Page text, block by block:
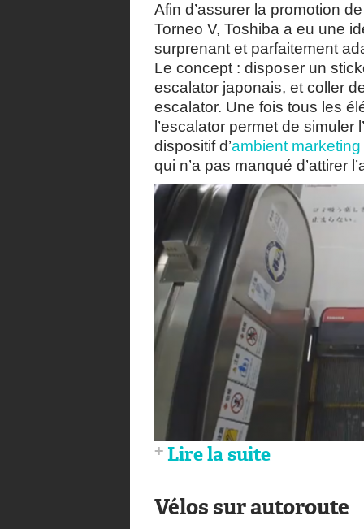
Afin d’assurer la promotion
Torneo V, Toshiba a eu une
surprenant et parfaitement
Le concept : disposer un
escalator japonais, et coller
escalator. Une fois tous les
l’escalator permet de
dispositif d’ambient marketing
qui n’a pas manqué d’attirer
Lire la suite
Vélos sur autoroute